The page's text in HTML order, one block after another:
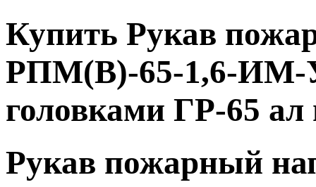
Купить Рукав
РПМ(В)-65-1,6-ИМ-
головками ГР-65
Рукав пожарный